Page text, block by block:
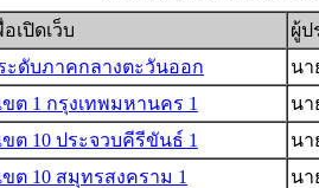
เปิดเว็บ
ผู้ป
ะดับภาคกลางตะวันออก
นา
ขต 1 กรุงเทพมหานคร 1
นา
ขต 10 ประจวบคีรีขันธ์ 1
นา
ขต 10 สมุทรสงคราม 1
นา